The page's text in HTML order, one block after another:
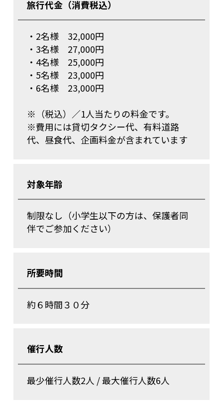
旅行代金（消費税込）
・2名様 32,000円
・3名様 27,000円
・4名様 25,000円
・5名様 23,000円
・6名様 23,000円
※（税込）／1人当たりの料金です。
※費用には貸切タクシー代、有料道路
代、昼食代、企画料金が含まれています
対象年齢
制限なし（小学生以下の方は、保護者同
伴でご参加ください）
所要時間
約６時間３０分
催行人数
最少催行人数2人 / 最大催行人数6人